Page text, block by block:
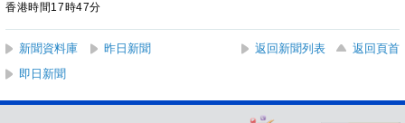
香港時間17時47分
新聞資料庫 昨日新聞 返回新聞列表
返回頁首
即日新聞